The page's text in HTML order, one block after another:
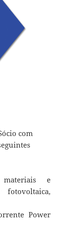
com
e
Power